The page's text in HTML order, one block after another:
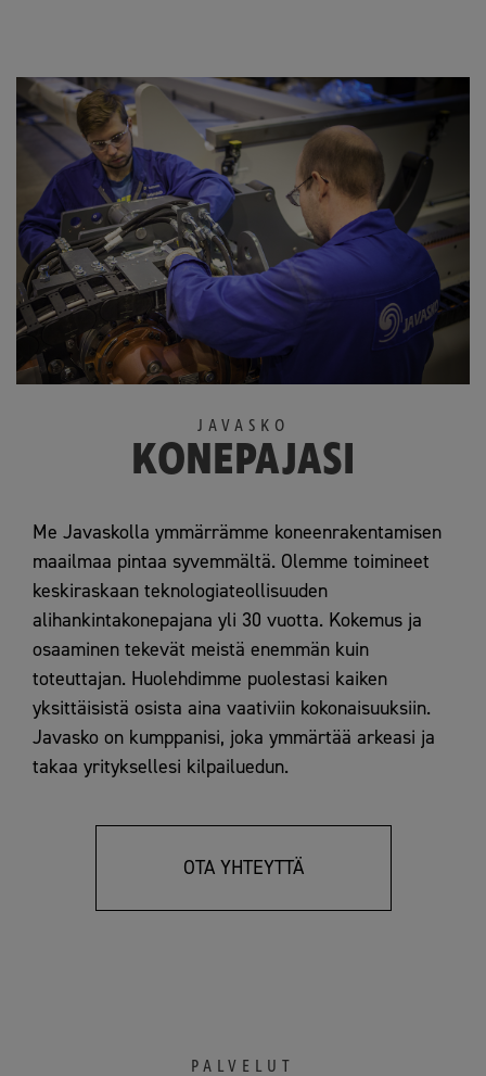
JAVASKO
KONEPAJASI
Me Javaskolla ymmärrämme koneenrakentamisen
maailmaa pintaa syvemmältä. Olemme toimineet
keskiraskaan teknologiateollisuuden
alihankintakonepajana yli 30 vuotta. Kokemus ja
osaaminen tekevät meistä enemmän kuin
toteuttajan. Huolehdimme puolestasi kaiken
yksittäisistä osista aina vaativiin kokonaisuuksiin.
Javasko on kumppanisi, joka ymmärtää arkeasi ja
takaa yrityksellesi kilpailuedun.
OTA YHTEYTTÄ
PALVELUT